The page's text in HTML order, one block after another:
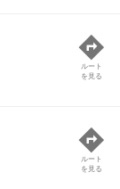
ルート
を見る
ルート
を見る